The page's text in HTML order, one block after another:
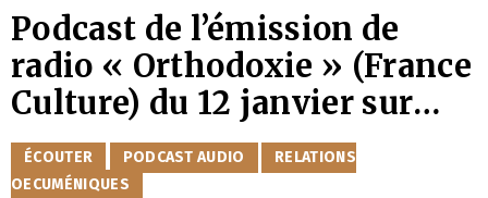
paroisse Saint-Séraphin de
Podcast de l’émission de
radio « Orthodoxie » (France
Culture) du 12 janvier sur
l’histoire du mouvement
oecuménique
CATÉGORIES
ÉCOUTER PODCAST AUDIO
RELATIONS
OECUMÉNIQUES